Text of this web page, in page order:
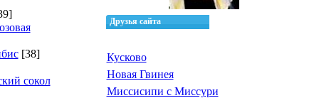
[38]
сокол
Друзья сайта
Кусково
Новая Гвинея
Миссисипи с Миссури